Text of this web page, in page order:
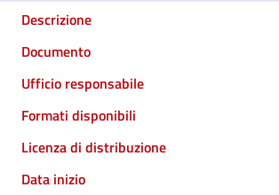
Descrizione
Documento
Ufficio responsabile
Formati disponibili
Licenza di distribuzione
Data inizio